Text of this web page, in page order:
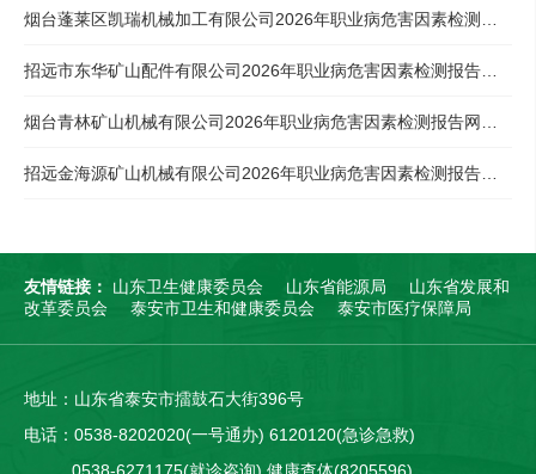
友情链接： 山东卫生健康委员会 山东省能源局
山东省发展和
改革委员会
泰安市卫生和健康委员会 泰安市医疗保障局
地址：山东省泰安市擂鼓石大街396号
电话：0538-8202020(一号通办) 6120120(急诊急救)